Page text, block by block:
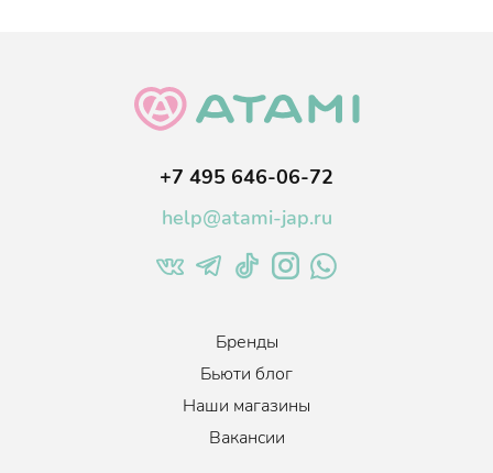
+7 495 646-06-72
help@atami-jap.ru
Бренды
Бьюти блог
Наши магазины
Вакансии